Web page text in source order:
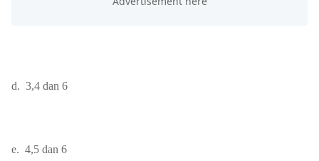
d. 3,4 dan 6
e. 4,5 dan 6